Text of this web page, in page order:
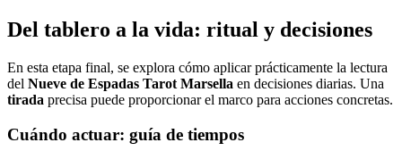
Del tablero a la vida: ritual y decisiones
En esta etapa final, se explora cómo aplicar prácticamente la lectura
del Nueve de Espadas Tarot Marsella en decisiones diarias. Una
tirada precisa puede proporcionar el marco para acciones concretas.
Cuándo actuar: guía de tiempos